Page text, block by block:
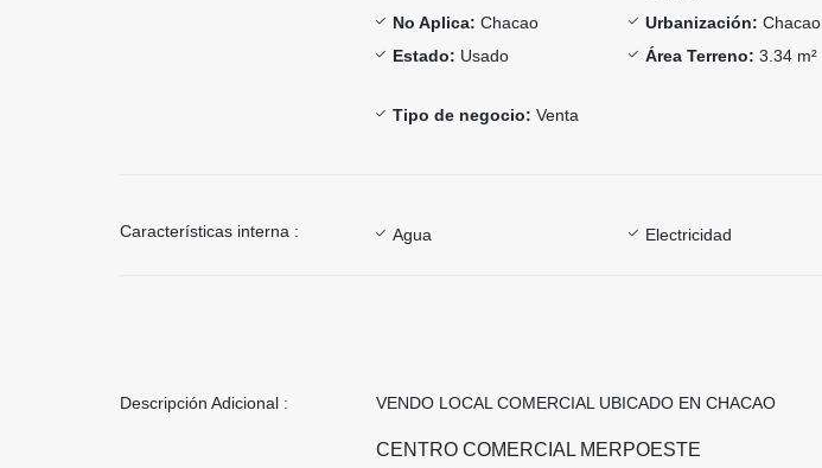
No Aplica: Chacao Urbanización: Chacao
Estado: Usado Área Terreno: 3.34 m²
Tipo de negocio: Venta
Características interna : Agua Electricidad
Descripción Adicional : VENDO LOCAL COMERCIAL UBICADO EN CHACAO
CENTRO COMERCIAL MERPOESTE